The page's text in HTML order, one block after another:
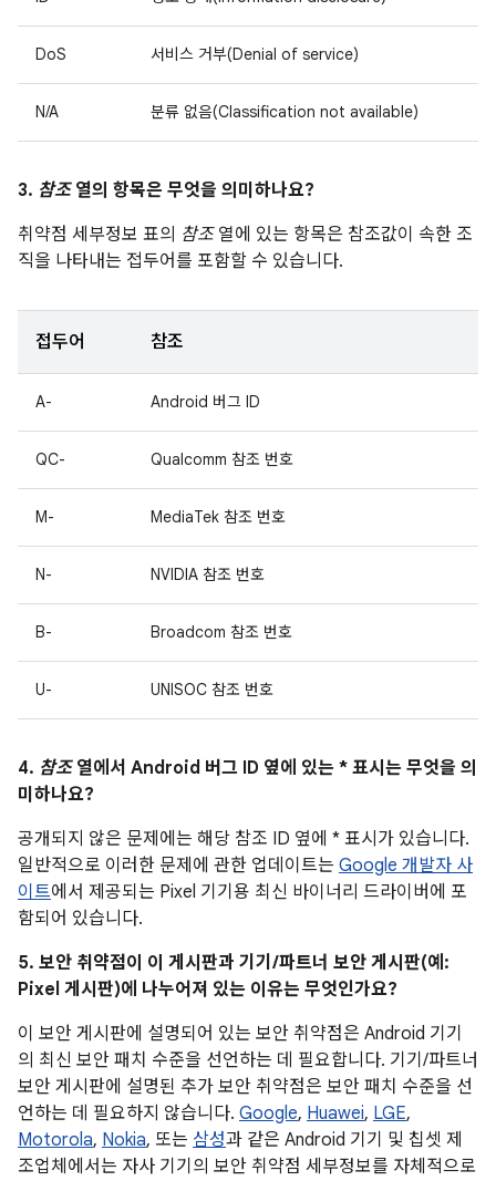
DoS 서비스 거부(Denial of service)
N/A 분류 없음(Classification not available)
3. 참조열의 항목은 무엇을 의미하나요?
취약점 세부정보 표의 참조열에 있는 항목은 참조값이 속한 조
직을 나타내는 접두어를 포함할 수 있습니다.
접두어 참조
A- Android 버그 ID
QC- Qualcomm 참조 번호
M- MediaTek 참조 번호
N- NVIDIA 참조 번호
B- Broadcom 참조 번호
U- UNISOC 참조 번호
4. 참조열에서 Android 버그 ID 옆에 있는 * 표시는 무엇을 의
미하나요?
공개되지 않은 문제에는 해당 참조 ID 옆에 * 표시가 있습니다.
일반적으로 이러한 문제에 관한 업데이트는 Google 개발자 사
이트에서 제공되는 Pixel 기기용 최신 바이너리 드라이버에 포
함되어 있습니다.
5. 보안 취약점이 이 게시판과 기기/파트너 보안 게시판(예:
Pixel 게시판)에 나누어져 있는 이유는 무엇인가요?
이 보안 게시판에 설명되어 있는 보안 취약점은 Android 기기
의 최신 보안 패치 수준을 선언하는 데 필요합니다. 기기/파트너
보안 게시판에 설명된 추가 보안 취약점은 보안 패치 수준을 선
언하는 데 필요하지 않습니다. Google, Huawei, LGE,
Motorola, Nokia, 또는 삼성과 같은 Android 기기 및 칩셋 제
조업체에서는 자사 기기의 보안 취약점 세부정보를 자체적으로